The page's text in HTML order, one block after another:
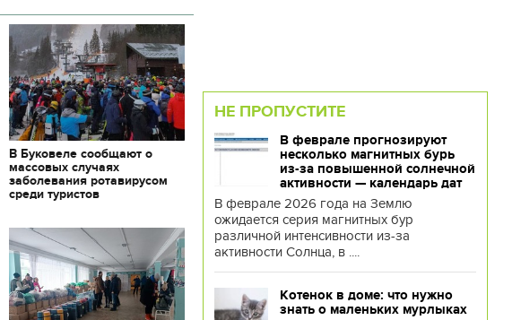
В Буковеле сообщают о
массовых случаях
заболевания ротавирусом
среди туристов
НЕ ПРОПУСТИТЕ
В феврале прогнозируют
несколько магнитных бурь
из-за повышенной солнечной
активности — календарь дат
В феврале 2026 года на Землю
ожидается серия магнитных бур
различной интенсивности из-за
активности Солнца, в ....
Котенок в доме: что нужно
знать о маленьких мурлыках